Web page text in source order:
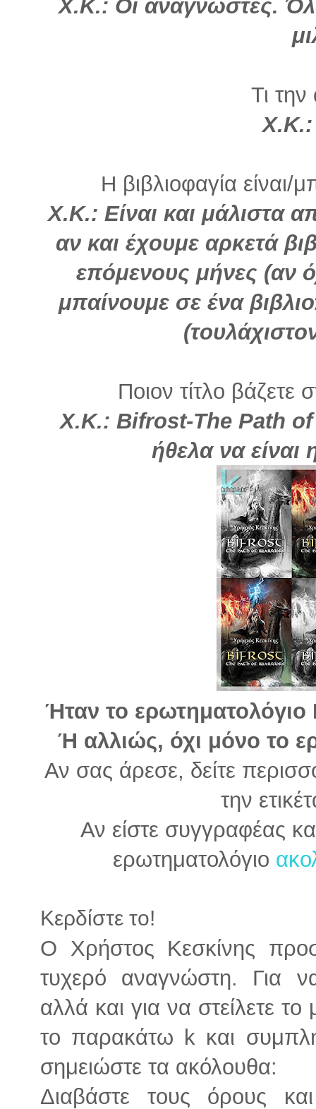
Χ.Κ.: Οι αναγνώστες.
Τι
Χ.Κ.:
Η βιβλιοφαγία είναι/
Χ.Κ.: Είναι και μάλιστα
αν και έχουμε αρκετά
επόμενους μήνες (αν
μπαίνουμε σε ένα
Ποιον τίτλο βάζετε
Χ.Κ.: Bifrost-The Path
ήθελα να είναι
Ήταν το ερωτηματολόγιο
Ή αλλιώς, όχι μόνο το
Αν σας άρεσε, δείτε
την
Αν είστε συγγραφέας
ερωτηματολόγιο
Κερδίστε το!
Ο Χρήστος Κεσκίνης
τυχερό αναγνώστη. Για
αλλά και για να στείλετε
το παρακάτω k και
σημειώστε τα ακόλουθα:
Διαβάστε τους όρους